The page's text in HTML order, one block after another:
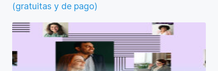
(gratuitas y de pago)